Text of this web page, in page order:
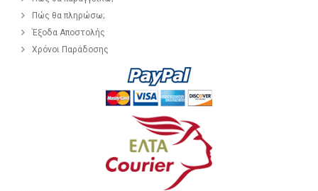
Πώς θα πληρώσω;
Έξοδα Αποστολής
Χρόνοι Παράδοσης